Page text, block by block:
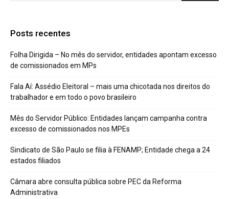
Posts recentes
Folha Dirigida – No mês do servidor, entidades apontam excesso
de comissionados em MPs
Fala Aí: Assédio Eleitoral – mais uma chicotada nos direitos do
trabalhador e em todo o povo brasileiro
Mês do Servidor Público: Entidades lançam campanha contra
excesso de comissionados nos MPEs
Sindicato de São Paulo se filia à FENAMP; Entidade chega a 24
estados filiados
Câmara abre consulta pública sobre PEC da Reforma
Administrativa